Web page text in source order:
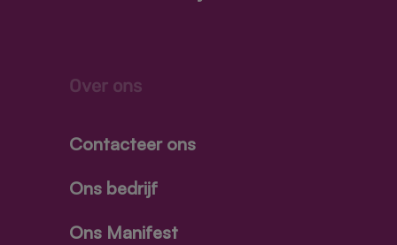
Over ons
Contacteer ons
Ons bedrijf
Ons Manifest